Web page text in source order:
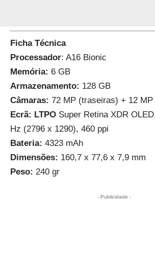
Ficha Técnica
Processador: A16 Bionic
Memória: 6 GB
Armazenamento: 128 GB
Câmaras: 72 MP (traseiras) + 12
Ecrã: LTPO Super Retina XDR
Hz (2796 x 1290), 460 ppi
Bateria: 4323 mAh
Dimensões: 160,7 x 77,6 x 7,9 mm
Peso: 240 gr
- Publicidade -